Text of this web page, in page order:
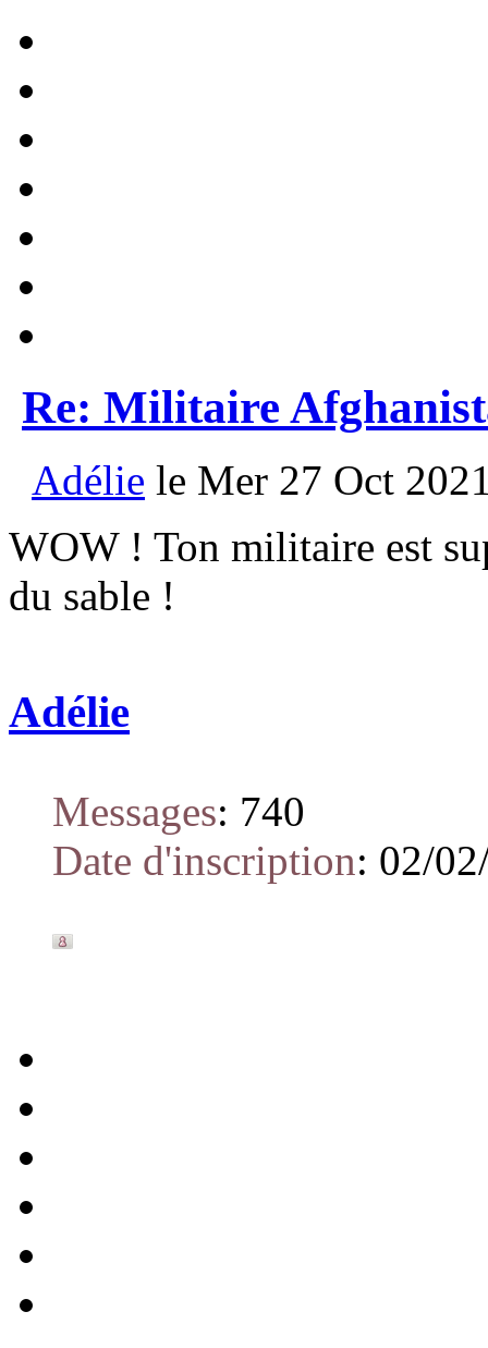
Re: Militaire
Adélie le Mer 27 Oct
WOW ! Ton militaire est
du sable !
Adélie
Messages: 740
Date d'inscription: 02/